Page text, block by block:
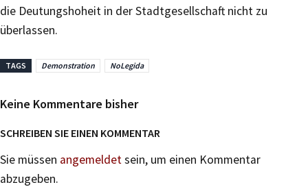
die Deutungshoheit in der Stadtgesellschaft nicht zu
überlassen.
TAGS Demonstration NoLegida
Keine Kommentare bisher
SCHREIBEN SIE EINEN KOMMENTAR
Sie müssen angemeldetsein, um einen Kommentar
abzugeben.